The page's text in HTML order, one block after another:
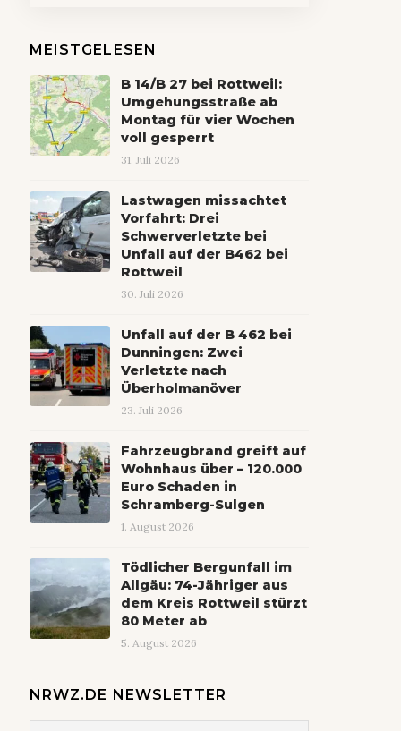
MEISTGELESEN
B 14/B 27 bei Rottweil:
Umgehungsstraße ab
Montag für vier Wochen
voll gesperrt
31. Juli 2026
Lastwagen missachtet
Vorfahrt: Drei
Schwerverletzte bei
Unfall auf der B462 bei
Rottweil
30. Juli 2026
Unfall auf der B 462 bei
Dunningen: Zwei
Verletzte nach
Überholmanöver
23. Juli 2026
Fahrzeugbrand greift auf
Wohnhaus über – 120.000
Euro Schaden in
Schramberg-Sulgen
1. August 2026
Tödlicher Bergunfall im
Allgäu: 74-Jähriger aus
dem Kreis Rottweil stürzt
80 Meter ab
5. August 2026
NRWZ.DE NEWSLETTER